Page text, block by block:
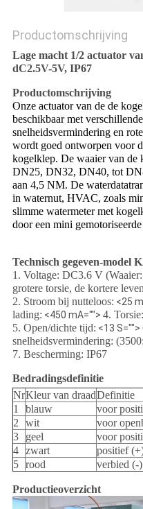
Productomschrijving
Lage macht 1/2 actuator
dC2.5V-5V, IP67
Productomschrijving
Onze actuator van de de
beschikbaar met
snelheidsvermindering en
wordt goed ontworpen voor
kogelklep. De waaier van
DN25, DN32, DN40, tot
aan 4,5 NM. De
in waternut, HVAC, zoals
slimme watermeter met
door een mini
Technisch gegeven-model
1. Voltage: DC3.6 V
grotere torsie, de kortere
2. Stroom bij nutteloos: <25
lading: <450 mA=""> 4.
5. Open/dichte tijd: <13 S="">
snelheidsvermindering:
7. Bescherming: IP67
Bedradingsdefinitie
NrKleur van draadDefinitie
1
blauw
voor
2
wit
voor
3
geel
voor
4 zwart
positief
5 rood verbied (-)
Productieoverzicht